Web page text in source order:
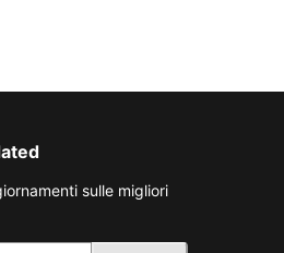
sulle migliori